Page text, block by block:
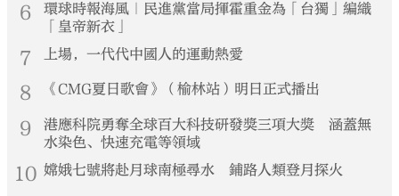
6
環球時報海風｜民進黨當局揮霍重金為「台獨」編織
「皇帝新衣」
7 上場，一代代中國人的運動熱愛
8 《CMG夏日歌會》（榆林站）明日正式播出
9
港應科院勇奪全球百大科技研發獎三項大獎 涵蓋無
水染色、快速充電等領域
10 嫦娥七號將赴月球南極尋水 鋪路人類登月探火